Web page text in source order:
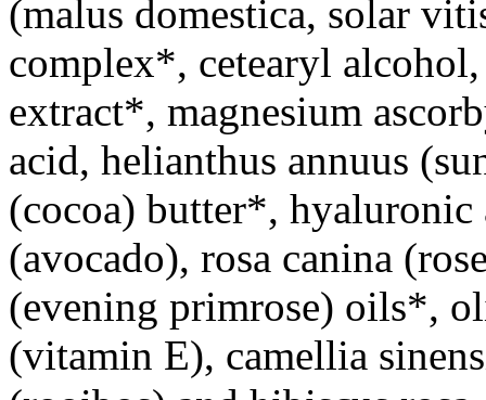
(malus domestica, solar
complex*, cetearyl
extract*, magnesium
acid, helianthus annuus
(cocoa) butter*, hyaluronic
(avocado), rosa canina
(evening primrose) oils*,
(vitamin E), camellia